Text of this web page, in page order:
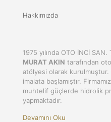
Hakkımızda
1975 yılında OTO İNCİ SAN.
MURAT AKIN tarafından
atölyesi olarak kurulmuştur.
imalata başlamıştır.
muhtelif güçlerde hidrolik
yapmaktadır.
Devamını Oku